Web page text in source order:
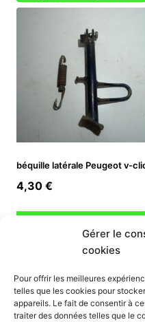
Gérer le
cookies
Pour offrir les meilleures
telles que les cookies pour
appareils. Le fait de consentir à
traiter des données telles que le
béquille latérale Peugeot v-
4,30 €
Mon compte
Nous contacter